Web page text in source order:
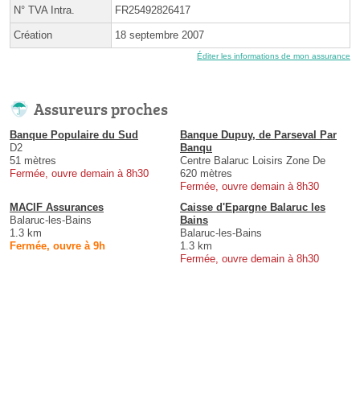
N° TVA Intra. FR25492826417
Création 18 septembre 2007
Éditer les informations de mon assurance
Assureurs proches
Banque Populaire du Sud
D2
51 mètres
Fermée, ouvre demain à 8h30
Banque Dupuy, de Parseval Par
Banqu
Centre Balaruc Loisirs Zone De
620 mètres
Fermée, ouvre demain à 8h30
MACIF Assurances
Balaruc-les-Bains
1.3 km
Fermée, ouvre à 9h
Caisse d'Epargne Balaruc les
Bains
Balaruc-les-Bains
1.3 km
Fermée, ouvre demain à 8h30